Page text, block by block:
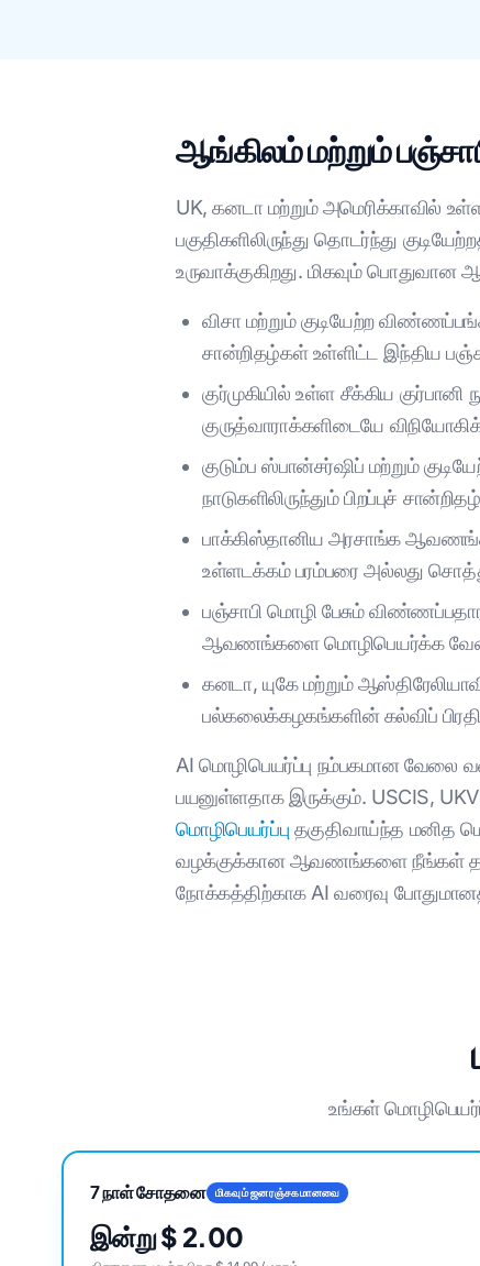
ஆங்கிலம் மற்றும்
UK, கனடா மற்றும் அமெரிக்காவில்
பகுதிகளிலிருந்து தொடர்ந்து
உருவாக்குகிறது. மிகவும்
விசா மற்றும் குடியேற்ற
சான்றிதழ்கள் உள்ளிட்ட இந்திய
குர்முகியில் உள்ள சீக்கிய
குருத்வாராக்களிடையே
குடும்ப ஸ்பான்சர்ஷிப் மற்றும்
நாடுகளிலிருந்தும் பிறப்புச்
பாக்கிஸ்தானிய அரசாங்க ஆவணங்கள்
உள்ளடக்கம் பரம்பரை அல்லது
பஞ்சாபி மொழி பேசும்
ஆவணங்களை மொழிபெயர்க்க
கனடா, யுகே மற்றும்
பல்கலைக்கழகங்களின் கல்விப்
AI மொழிபெயர்ப்பு நம்பகமான வேலை
பயனுள்ளதாக இருக்கும். USCIS,
மொழிபெயர்ப்பு தகுதிவாய்ந்த மனித
வழக்குக்கான ஆவணங்களை நீங்கள்
நோக்கத்திற்காக AI வரைவு
உங்கள்
7 நாள் சோதனை மிகவும் ஜனரஞ்சகமானவை
இன்று $ 2.00